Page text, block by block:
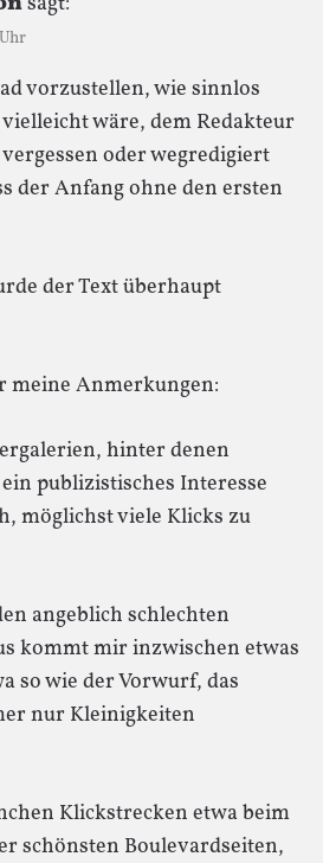
vorzustellen, wie sinnlos
wäre, dem Redakteur
oder wegredigiert
der Anfang ohne den ersten
der Text überhaupt
meine Anmerkungen:
hinter denen
publizistisches Interesse
möglichst viele Klicks zu
angeblich schlechten
kommt mir inzwischen etwas
so wie der Vorwurf, das
nur Kleinigkeiten
Klickstrecken etwa beim
schönsten Boulevardseiten,